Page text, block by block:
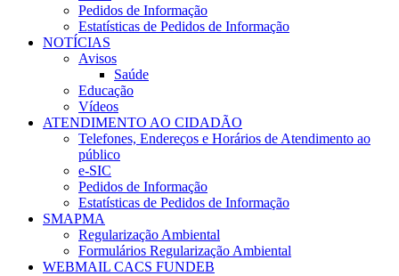
Pedidos de Informação
Estatísticas de Pedidos de Informação
NOTÍCIAS
Avisos
Saúde
Educação
Vídeos
ATENDIMENTO AO CIDADÃO
Telefones, Endereços e Horários de Atendimento ao
público
e-SIC
Pedidos de Informação
Estatísticas de Pedidos de Informação
SMAPMA
Regularização Ambiental
Formulários Regularização Ambiental
WEBMAIL CACS FUNDEB